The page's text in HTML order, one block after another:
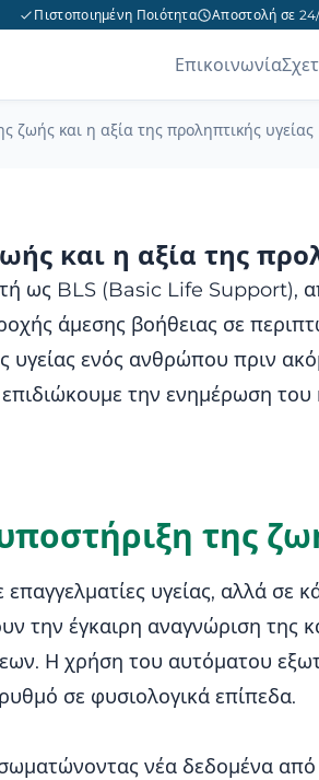
Πιστοποιημένη Ποιότητα Αποστολή σε
Επικοινωνία
ζωής και η αξία της προληπτικής υγείας
και η αξία της
ως BLS (Basic Life Support),
άμεσης βοήθειας σε
υγείας ενός ανθρώπου πριν
την ενημέρωση του
της
υγείας, αλλά σε
την έγκαιρη αναγνώριση
Η χρήση του αυτόματου
σε φυσιολογικά επίπεδα.
νέα δεδομένα από